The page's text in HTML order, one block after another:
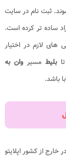
ثبت نام در سایت
ساده تر کرده است.
های لازم در اختیار
بلیطمسیروان به
باشد.
از کشور اپلایتو